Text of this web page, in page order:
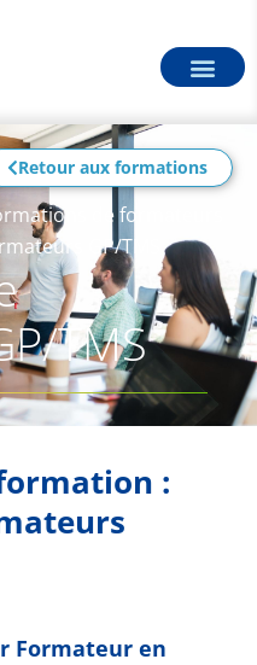
Retour aux formations
de formateurs
GP/TMS
TMS
:
Formateur en